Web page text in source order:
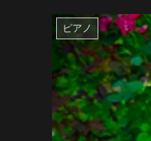
ピアノ